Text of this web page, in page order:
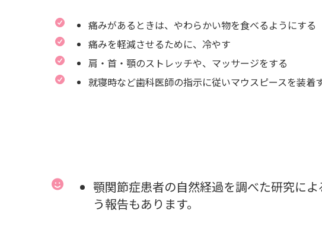
痛みがあるときは、やわらかい物を食べるようにする
痛みを軽減させるために、冷やす
肩・首・顎のストレッチや、マッサージをする
就寝時など歯科医師の指示に従いマウスピースを装着
顎関節症患者の自然経過を調べた研究に
う報告もあります。